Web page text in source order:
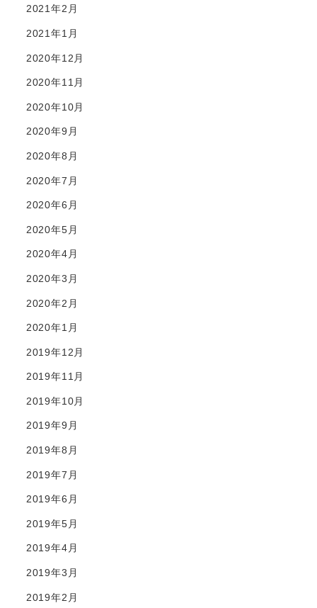
2021年2月
2021年1月
2020年12月
2020年11月
2020年10月
2020年9月
2020年8月
2020年7月
2020年6月
2020年5月
2020年4月
2020年3月
2020年2月
2020年1月
2019年12月
2019年11月
2019年10月
2019年9月
2019年8月
2019年7月
2019年6月
2019年5月
2019年4月
2019年3月
2019年2月